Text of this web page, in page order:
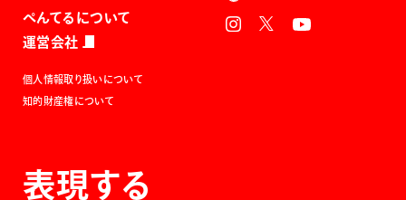
ぺんてるについて
運営会社
個人情報取り扱いについて
知的財産権について
表現する